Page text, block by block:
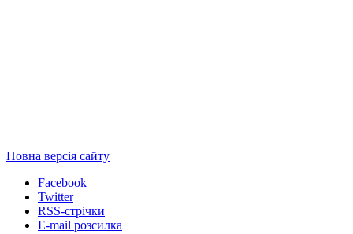
Повна версія сайту
Facebook
Twitter
RSS-стрічки
E-mail розсилка